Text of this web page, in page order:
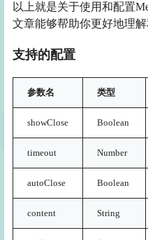
以上就是关于使用和配置
文章能够帮助你更好地理
支持的配置
参数名 类型
showClose Boolean
timeout Number
autoClose Boolean
content String